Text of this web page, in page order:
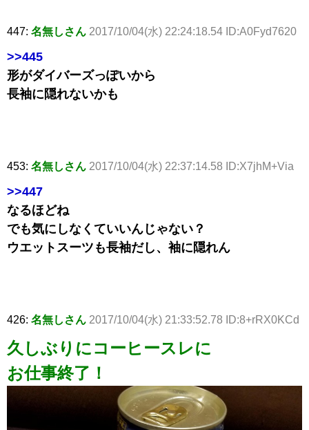
447: 名無しさん 2017/10/04(水) 22:24:18.54 ID:A0Fyd7620
>>445
形がダイバーズっぽいから
長袖に隠れないかも
453: 名無しさん 2017/10/04(水) 22:37:14.58 ID:X7jhM+Via
>>447
なるほどね
でも気にしなくていいんじゃない？
ウエットスーツも長袖だし、袖に隠れん
426: 名無しさん 2017/10/04(水) 21:33:52.78 ID:8+rRX0KCd
久しぶりにコーヒースレに
お仕事終了！